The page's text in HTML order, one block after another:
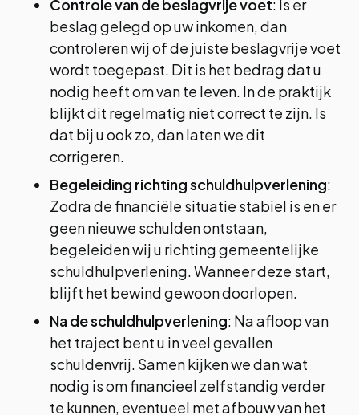
Controle van de beslagvrije voet: Is er
beslag gelegd op uw inkomen, dan
controleren wij of de juiste beslagvrije voet
wordt toegepast. Dit is het bedrag dat u
nodig heeft om van te leven. In de praktijk
blijkt dit regelmatig niet correct te zijn. Is
dat bij u ook zo, dan laten we dit
corrigeren.
Begeleiding richting schuldhulpverlening:
Zodra de financiële situatie stabiel is en er
geen nieuwe schulden ontstaan,
begeleiden wij u richting gemeentelijke
schuldhulpverlening. Wanneer deze start,
blijft het bewind gewoon doorlopen.
Na de schuldhulpverlening: Na afloop van
het traject bent u in veel gevallen
schuldenvrij. Samen kijken we dan wat
nodig is om financieel zelfstandig verder
te kunnen, eventueel met afbouw van het